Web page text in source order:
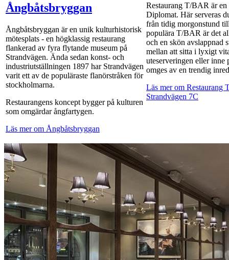
Ångbåtsbryggan
Ångbåtsbryggan är en unik kulturhistorisk
mötesplats - en högklassig restaurang
flankerad av fyra flytande museum på
Strandvägen. Ända sedan konst- och
industriutställningen 1897 har Strandvägen
varit ett av de populäraste flanörstråken för
stockholmarna.
Restaurangens koncept bygger på kulturen
som omgärdar ångfartygen.
Läs mer om Ångbåtsbryggan
Restaurang T/BAR är
Diplomat. Här serveras
från tidig morgonstund
populära T/BAR är det
och en skön avslappnad
mellan att sitta i lyxigt
uteserveringen eller
omges av en trendig
Läs mer om Restaurang
Strandvägen 7C